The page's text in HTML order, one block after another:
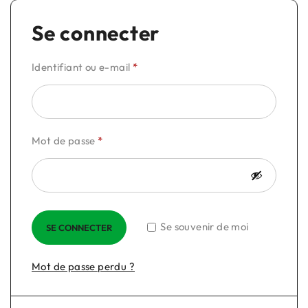
Se connecter
Identifiant ou e-mail *
Mot de passe *
Se souvenir de moi
SE CONNECTER
Mot de passe perdu ?